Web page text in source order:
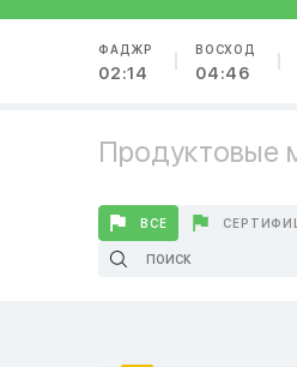
ФАДЖР
02:14
ВОСХОД
04:46
Продуктовые
ВСЕ